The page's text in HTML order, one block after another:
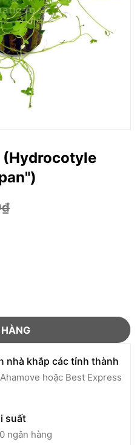
(Hydrocotyle
nhà khắp các tỉnh thành
hoặc Best Express
suất
ngân hàng